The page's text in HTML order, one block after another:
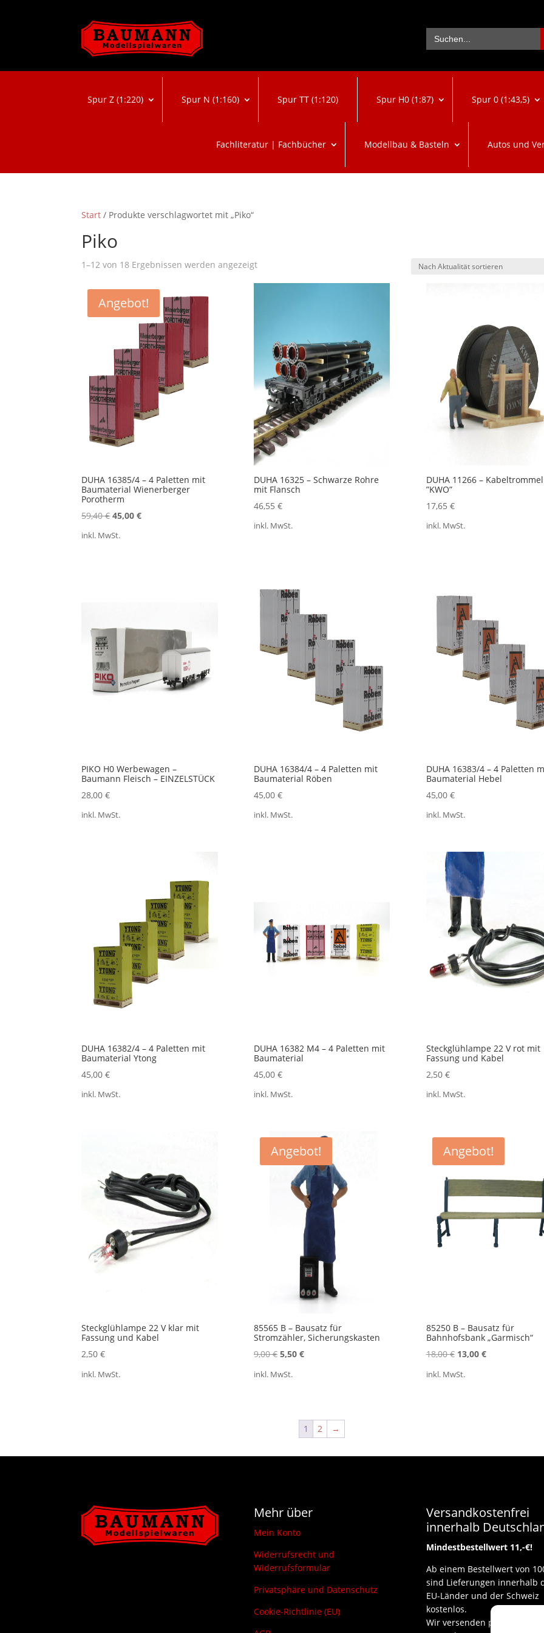
Search
for:
Spur Z (1:220) Spur N (1:160) Spur TT (1:120) Spur H0 (1:87) Spur 0 (1:43,5)
Fachliteratur | Fachbücher Modellbau & Basteln Autos und
Start / Produkte verschlagwortet mit „Piko“
Piko
1–12 von 18 Ergebnissen werden angezeigtNach
Angebot!
DUHA 16385/4 – 4 Paletten mit
Baumaterial Wienerberger
Porotherm
59,40€Ursprünglicher
45,00€Aktueller
inkl. MwSt.
DUHA 16325 – Schwarze Rohre
mit Flansch
46,55 €
inkl. MwSt.
DUHA 11266 – Kabeltrommel
”KWO”
17,65 €
inkl. MwSt.
PIKO H0 Werbewagen –
Baumann Fleisch – EINZELSTÜCK
28,00€
inkl. MwSt.
DUHA 16384/4 – 4 Paletten mit
Baumaterial Röben
45,00 €
inkl. MwSt.
DUHA 16383/4 – 4 Paletten
Baumaterial Hebel
45,00 €
inkl. MwSt.
DUHA 16382/4 – 4 Paletten mit
Baumaterial Ytong
45,00€
inkl. MwSt.
DUHA 16382 M4 – 4 Paletten mit
Baumaterial
45,00 €
inkl. MwSt.
Steckglühlampe 22 V rot mit
Fassung und Kabel
2,50 €
inkl. MwSt.
Steckglühlampe 22 V klar mit
Fassung und Kabel
2,50€
inkl. MwSt.
Angebot!
85565 B – Bausatz für
Stromzähler, Sicherungskasten
9,00€ Ursprünglicher
5,50 €Aktueller
inkl. MwSt.
Angebot!
85250 B – Bausatz für
Bahnhofsbank „Garmisch“
18,00€ Ursprünglicher
13,00 €Aktueller
inkl. MwSt.
1 2 →
Mehr über
Mein Konto
Widerrufsrecht und
Widerrufsformular
Privatsphäre und Datenschutz
Cookie-Richtlinie (EU)
Versandkostenfrei
innerhalb
Mindestbestellwert 11,-€!
Ab einem Bestellwert von
sind Lieferungen innerhalb
EU-Länder und der Schweiz
kostenlos.
Wir versenden per DHL und